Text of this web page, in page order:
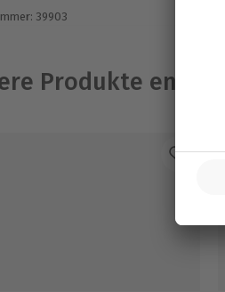
: 39903
Produkte